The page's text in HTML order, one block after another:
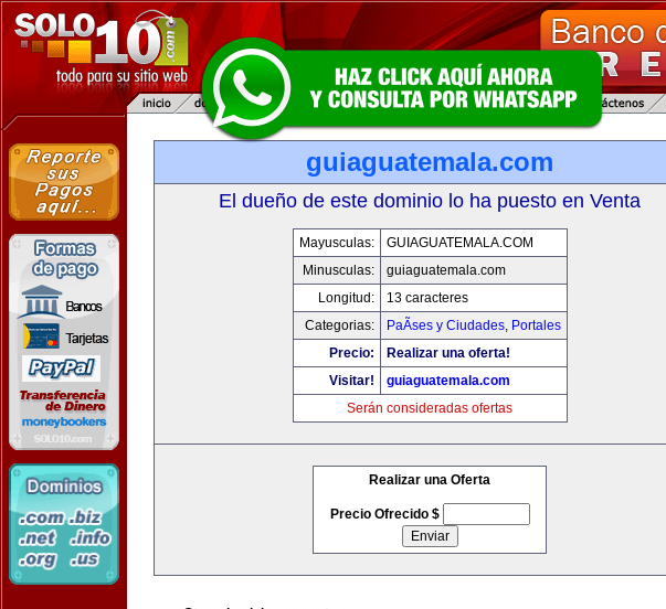
guiaguatemala.com
El dueño de este dominio lo ha puesto en Venta
Mayusculas:
GUIAGUATEMALA.COM
Minusculas:
guiaguatemala.com
Longitud:
13 caracteres
Categorias:
PaÃ­ses y Ciudades, Portales
Precio:
Realizar una oferta!
Visitar!
guiaguatemala.com
Serán consideradas ofertas
Realizar una Oferta
Precio Ofrecido $